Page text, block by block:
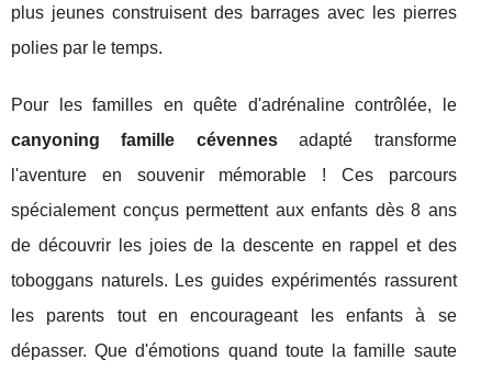
plus jeunes construisent des barrages avec les pierres
polies par le temps.
Pour les familles en quête d'adrénaline contrôlée, le
canyoning famille cévennesadapté transforme
l'aventure en souvenir mémorable ! Ces parcours
spécialement conçus permettent aux enfants dès 8 ans
de découvrir les joies de la descente en rappel et des
toboggans naturels. Les guides expérimentés rassurent
les parents tout en encourageant les enfants à se
dépasser. Que d'émotions quand toute la famille saute